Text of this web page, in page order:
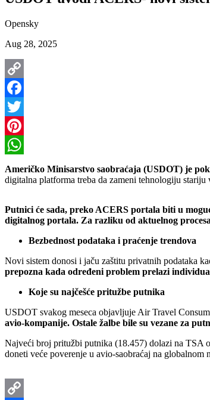
Opensky
Aug 28, 2025
Copy
Link
Facebook
Twitter
Pinterest
WhatsApp
Američko Minisarstvo saobraćaja (USDOT) je
digitalna platforma treba da zameni tehnologiju
Putnici će sada, preko ACERS portala biti u
digitalnog portala. Za razliku od aktuelnog
Bezbednost podataka i praćenje trendova
Novi sistem donosi i jaču zaštitu privatnih podataka
prepozna kada određeni problem prelazi
Koje su najčešće pritužbe putnika
USDOT svakog meseca objavljuje Air Travel
avio-kompanije. Ostale žalbe bile su vezane za
Najveći broj pritužbi putnika (18.457) dolazi na TSA
doneti veće poverenje u avio-saobraćaj na